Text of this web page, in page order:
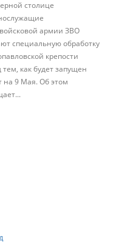
столице
армии ЗВО
специальную обработку
крепости
тем, как будет запущен
на 9 Мая. Об этом